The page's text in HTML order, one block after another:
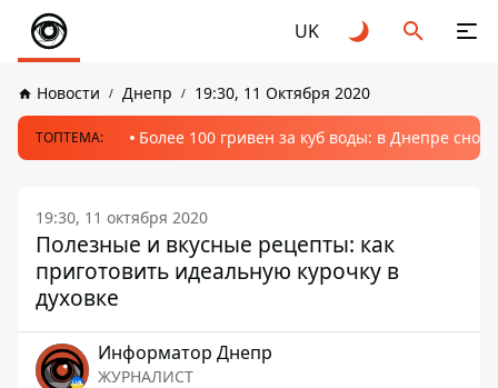
UK
Новости Днепр 19:30, 11 Октября 2020
ТОПТЕМА: Более 100 гривен за куб воды: в Днепре
19:30, 11 октября 2020
Полезные и вкусные рецепты: как
приготовить идеальную курочку в
духовке
Информатор Днепр
ЖУРНАЛИСТ